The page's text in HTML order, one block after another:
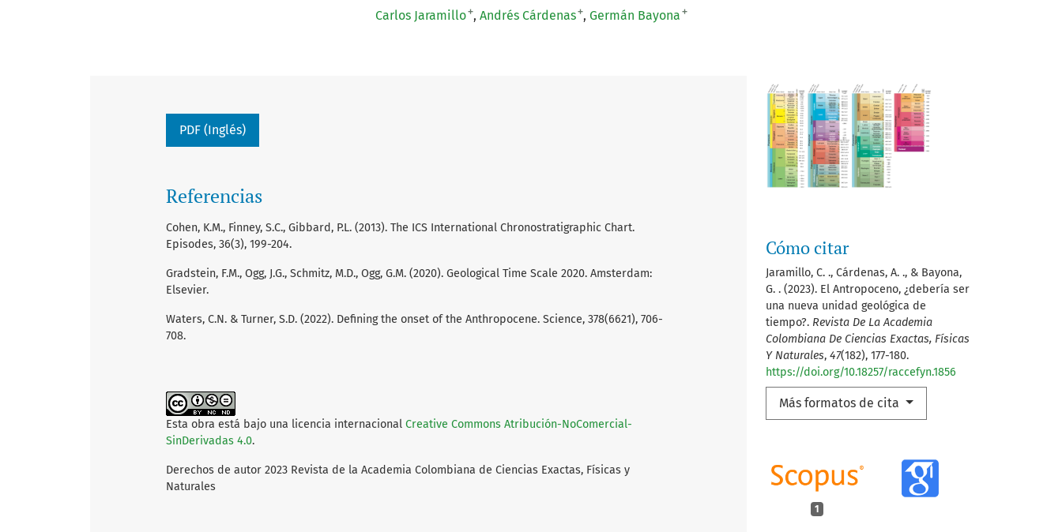
Carlos Jaramillo+ Andrés Cárdenas+ Germán Bayona +
Cómo citar
Jaramillo, C. ., Cárdenas, A. ., & Bayona,
G. . (2023). El Antropoceno, ¿debería ser
una nueva unidad geológica de
tiempo?. Revista De La Academia
Colombiana De Ciencias Exactas, Físicas
Y Naturales, 47(182), 177-180.
https://doi.org/10.18257/raccefyn.1856
Más formatos de cita
1
PDF (Inglés)
Referencias
Cohen, K.M., Finney, S.C., Gibbard, P.L. (2013). The ICS International Chronostratigraphic Chart.
Episodes, 36(3), 199-204.
Gradstein, F.M., Ogg, J.G., Schmitz, M.D., Ogg, G.M. (2020). Geological Time Scale 2020. Amsterdam:
Elsevier.
Waters, C.N. & Turner, S.D. (2022). Defining the onset of the Anthropocene. Science, 378(6621), 706-
708.
Esta obra está bajo una licencia internacional Creative Commons Atribución-NoComercial-
SinDerivadas 4.0.
Derechos de autor 2023 Revista de la Academia Colombiana de Ciencias Exactas, Físicas y
Naturales